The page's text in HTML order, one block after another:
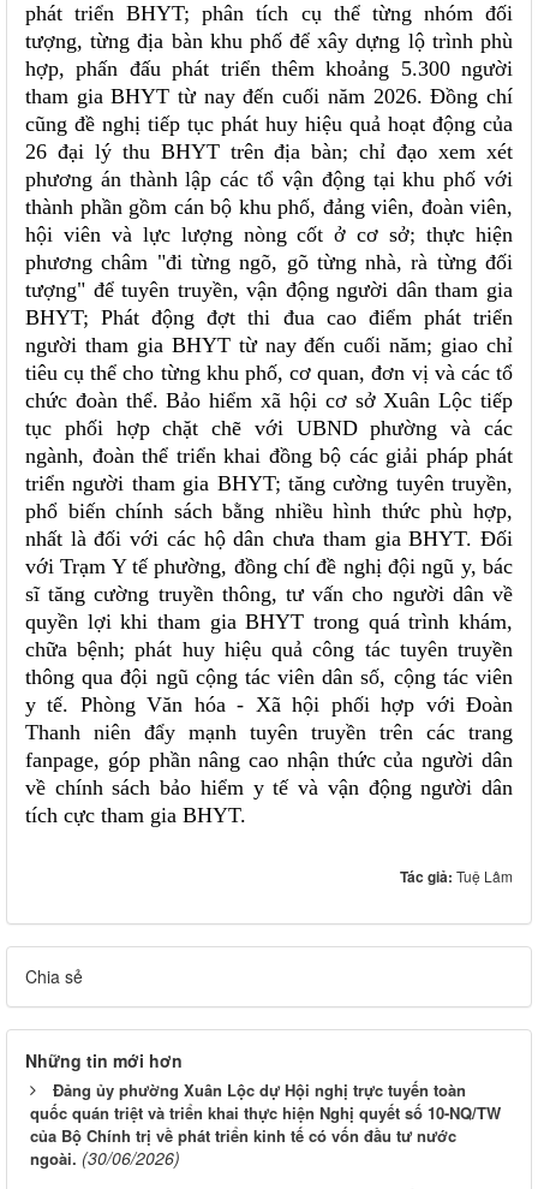
phát triển BHYT; phân tích cụ thể từng nhóm đối
tượng, từng địa bàn khu phố để xây dựng lộ trình phù
hợp, phấn đấu phát triển thêm khoảng 5.300 người
tham gia BHYT từ nay đến cuối năm 2026. Đồng chí
cũng đề nghị tiếp tục phát huy hiệu quả hoạt động của
26 đại lý thu BHYT trên địa bàn; chỉ đạo xem xét
phương án thành lập các tổ vận động tại khu phố với
thành phần gồm cán bộ khu phố, đảng viên, đoàn viên,
hội viên và lực lượng nòng cốt ở cơ sở; thực hiện
phương châm "đi từng ngõ, gõ từng nhà, rà từng đối
tượng" để tuyên truyền, vận động người dân tham gia
BHYT; Phát động đợt thi đua cao điểm phát triển
người tham gia BHYT từ nay đến cuối năm; giao chỉ
tiêu cụ thể cho từng khu phố, cơ quan, đơn vị và các tổ
chức đoàn thể. Bảo hiểm xã hội cơ sở Xuân Lộc tiếp
tục phối hợp chặt chẽ với UBND phường và các
ngành, đoàn thể triển khai đồng bộ các giải pháp phát
triển người tham gia BHYT; tăng cường tuyên truyền,
phổ biến chính sách bằng nhiều hình thức phù hợp,
nhất là đối với các hộ dân chưa tham gia BHYT. Đối
với Trạm Y tế phường, đồng chí đề nghị đội ngũ y, bác
sĩ tăng cường truyền thông, tư vấn cho người dân về
quyền lợi khi tham gia BHYT trong quá trình khám,
chữa bệnh; phát huy hiệu quả công tác tuyên truyền
thông qua đội ngũ cộng tác viên dân số, cộng tác viên
y tế. Phòng Văn hóa - Xã hội phối hợp với Đoàn
Thanh niên đẩy mạnh tuyên truyền trên các trang
fanpage, góp phần nâng cao nhận thức của người dân
về chính sách bảo hiểm y tế và vận động người dân
tích cực tham gia BHYT.
Tác giả: Tuệ Lâm
Chia sẻ
Những tin mới hơn
Đảng ủy phường Xuân Lộc dự Hội nghị trực tuyến toàn
quốc quán triệt và triển khai thực hiện Nghị quyết số 10-NQ/TW
của Bộ Chính trị về phát triển kinh tế có vốn đầu tư nước
ngoài. (30/06/2026)